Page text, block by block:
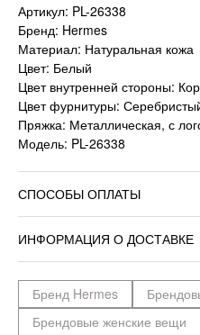
Артикул: PL-26338
Бренд: Hermes
Материал: Натуральная кожа
Цвет: Белый
Цвет внутренней стороны:
Цвет фурнитуры:
Пряжка: Металлическая, с
Модель: PL-26338
СПОСОБЫ ОПЛАТЫ
ИНФОРМАЦИЯ О ДОСТАВКЕ
Бренд Hermes
Брендовые женские вещи